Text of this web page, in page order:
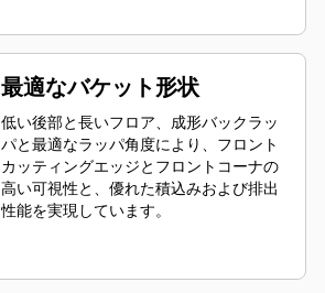
最適なバケット形状
低い後部と長いフロア、成形バックラッ
パと最適なラッパ角度により、フロント
カッティングエッジとフロントコーナの
高い可視性と、優れた積込みおよび排出
性能を実現しています。